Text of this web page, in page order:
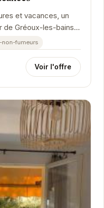
et vacances, un
de Gréoux-les-bains.
ce studio...
non-fumeurs
Voir l'offre